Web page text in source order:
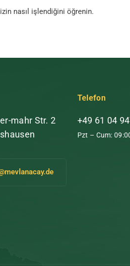
nasıl işlendiğini öğrenin.
mahr Str. 2
Telefon
+49 61 04
Pzt – Cum: